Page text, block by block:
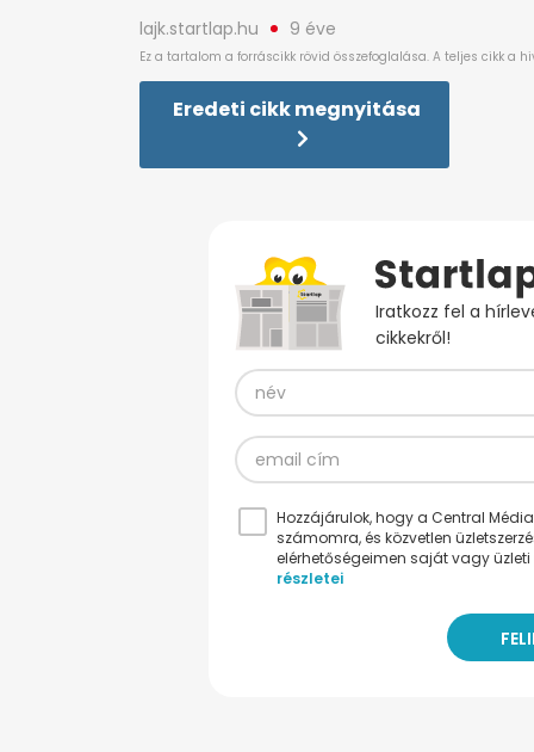
lajk.startlap.hu 9 éve
Eredeti cikk megnyitása
Iratkozz fel a
cikkekről!
Hozzájárulok, hogy a Central
számomra, és közvetlen
elérhetőségeimen saját vagy
részletei